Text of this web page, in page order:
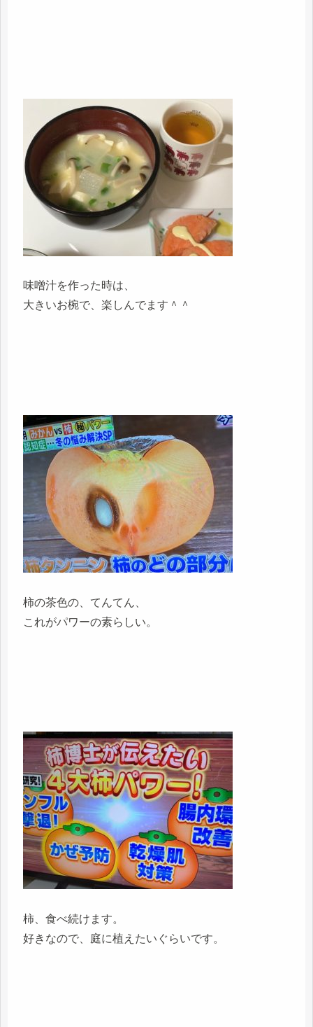
味噌汁を作った時は、
大きいお椀で、楽しんでます＾＾
柿の茶色の、てんてん、
これがパワーの素らしい。
柿、食べ続けます。
好きなので、庭に植えたいぐらいです。